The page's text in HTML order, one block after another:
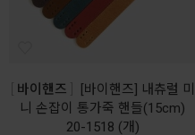
바이핸즈
[바이핸즈] 내츄럴 미
니 손잡이 통가죽 핸들(15cm)
20-1518 (개)